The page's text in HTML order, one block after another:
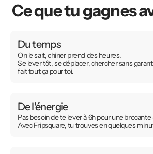
Ce que tu gagnes
Du temps
On le sait, chiner prend des heures.
Se lever tôt, se déplacer, chercher sans
fait tout ça pour toi.
De l'énergie
Pas besoin de te lever à 6h pour une
Avec Fripsquare, tu trouves en quelques